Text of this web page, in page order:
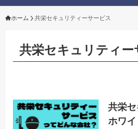
ホーム 共栄セキュリティーサービス
共栄セキュリティー
共栄
ホワ